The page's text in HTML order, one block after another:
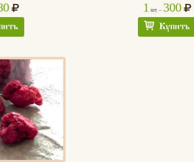
1 шт. – 300
Купить